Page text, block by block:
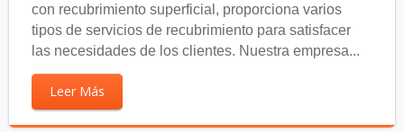
con recubrimiento superficial, proporciona varios
tipos de servicios de recubrimiento para satisfacer
las necesidades de los clientes. Nuestra empresa...
Leer Más